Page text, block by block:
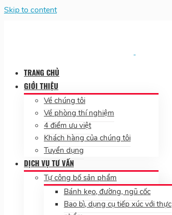
Skip to content
TRANG CHỦ
GIỚI THIỆU
Về chúng tôi
Về phòng thí nghiệm
4 điểm ưu việt
Khách hàng của chúng tôi
Tuyển dụng
DỊCH VỤ TƯ VẤN
Tự công bố sản phẩm
Bánh kẹo, đường, ngũ cốc
Bao bì, dụng cụ tiếp xúc với thực